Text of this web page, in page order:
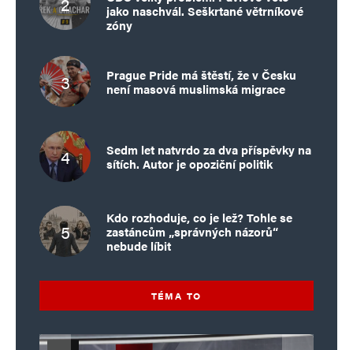
jako naschvál. Seškrtané větrníkové
zóny
Prague Pride má štěstí, že v Česku
není masová muslimská migrace
Sedm let natvrdo za dva příspěvky na
sítích. Autor je opoziční politik
Kdo rozhoduje, co je lež? Tohle se
zastáncům „správných názorů“
nebude líbit
TÉMA TO